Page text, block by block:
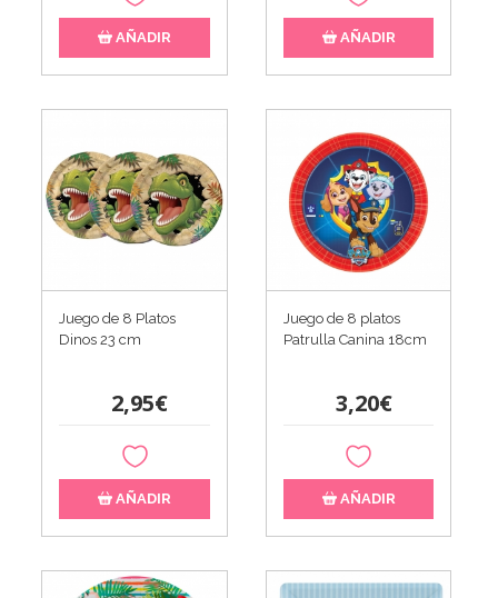
AÑADIR AÑADIR
Juego de 8 Platos
Dinos 23 cm
2,95€
AÑADIR
Juego de 8 platos
Patrulla Canina 18cm
3,20€
AÑADIR